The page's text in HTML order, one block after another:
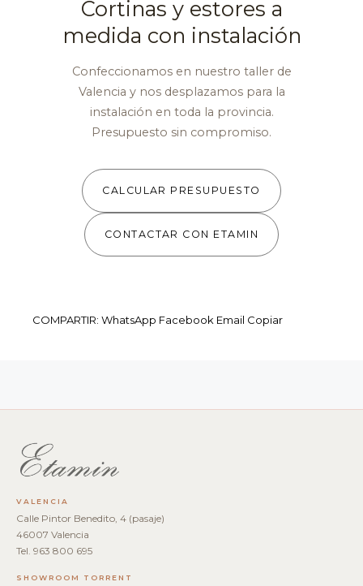
Cortinas y estores a
medida con instalación
Confeccionamos en nuestro taller de
Valencia y nos desplazamos para la
instalación en toda la provincia.
Presupuesto sin compromiso.
CALCULAR PRESUPUESTO
CONTACTAR CON ETAMIN
COMPARTIR: WhatsApp Facebook Email Copiar
VALENCIA
Calle Pintor Benedito, 4 (pasaje)
46007 Valencia
Tel. 963 800 695
SHOWROOM TORRENT